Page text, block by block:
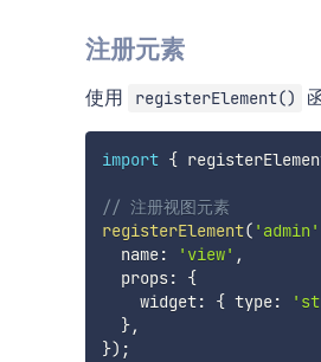
注册元素
使用 registerElement()
import {
// 注册视图元素
registerElement( 'admin'
  name
: 'view' ,
  props
:
{
    widget
: { type:
},
}) ;